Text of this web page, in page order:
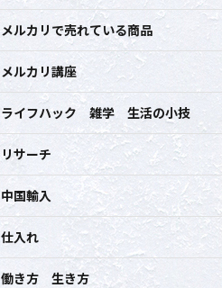
メルカリで売れている商品
メルカリ講座
ライフハック 雑学 生活の小技
リサーチ
中国輸入
仕入れ
働き方 生き方